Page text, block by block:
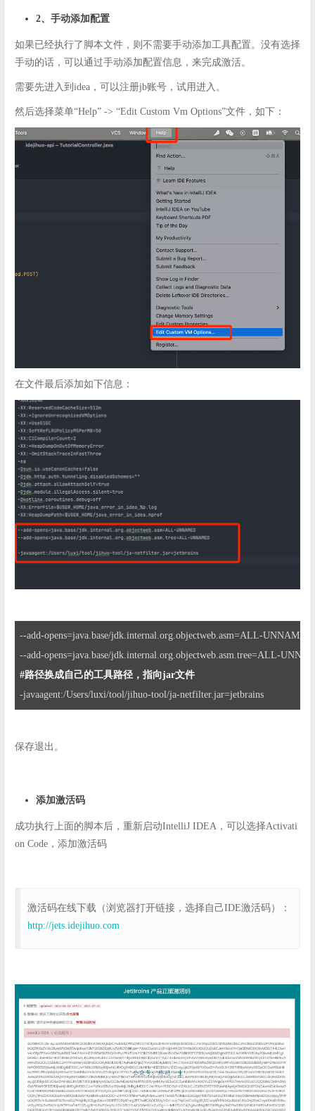
2、手动添加配置
如果已经执行了脚本文件，则不需要手动添加工具配置。没有选择
手动的话，可以通过手动添加配置信息，来完成激活。
需要先进入到idea，可以注册jb账号，试用进入。
然后选择菜单“Help” -> “Edit Custom Vm Options”文件，如下：
在文件最后添加如下信息：
--add-opens=java.base/jdk.internal.org.objectweb.asm=ALL-UNNAMED
#路径换成自己的工具路径，指向jar文件
-javaagent:/Users/luxi/tool/jihuo-tool/ja-netfilter.jar=jetbrains
保存退出。
添加激活码
成功执行上面的脚本后，重新启动IntelliJ IDEA，可以选择Activati
on Code，添加激活码
激活码在线下载（浏览器打开链接，选择自己IDE激活码）：
http://jets.idejihuo.com